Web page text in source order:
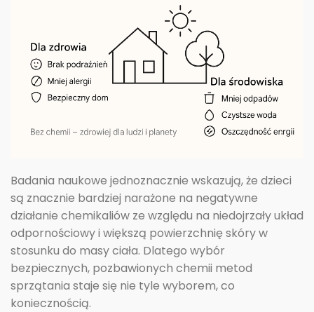
Badania naukowe jednoznacznie wskazują, że dzieci
są znacznie bardziej narażone na negatywne
działanie chemikaliów ze względu na niedojrzały układ
odpornościowy i większą powierzchnię skóry w
stosunku do masy ciała. Dlatego wybór
bezpiecznych, pozbawionych chemii metod
sprzątania staje się nie tyle wyborem, co
koniecznością.